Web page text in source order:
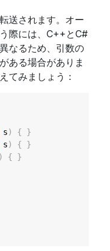
送されます。オー
際には、C++とC#
なるため、引数の
ある場合がありま
てみましょう：
s) {
}
s) {
}
) {
}